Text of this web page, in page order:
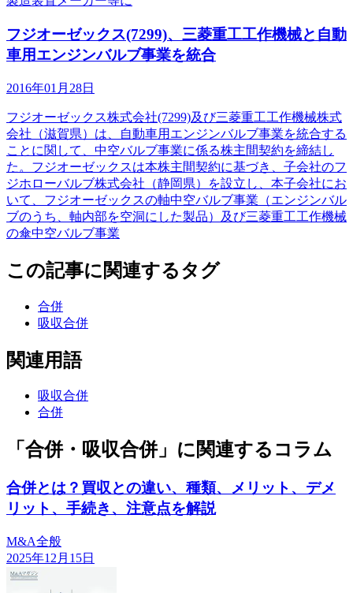
フジオーゼックス(7299)、三菱重工工作機械と自動
車用エンジンバルブ事業を統合
2016年01月28日
フジオーゼックス株式会社(7299)及び三菱重工工作機械株式
会社（滋賀県）は、自動車用エンジンバルブ事業を統合する
ことに関して、中空バルブ事業に係る株主間契約を締結し
た。フジオーゼックスは本株主間契約に基づき、子会社のフ
ジホローバルブ株式会社（静岡県）を設立し、本子会社にお
いて、フジオーゼックスの軸中空バルブ事業（エンジンバル
ブのうち、軸内部を空洞にした製品）及び三菱重工工作機械
の傘中空バルブ事業
この記事に関連するタグ
合併
吸収合併
関連用語
吸収合併
合併
「合併・吸収合併」に関連するコラム
合併とは？買収との違い、種類、メリット、デメ
リット、手続き、注意点を解説
M&A全般
2025年12月15日